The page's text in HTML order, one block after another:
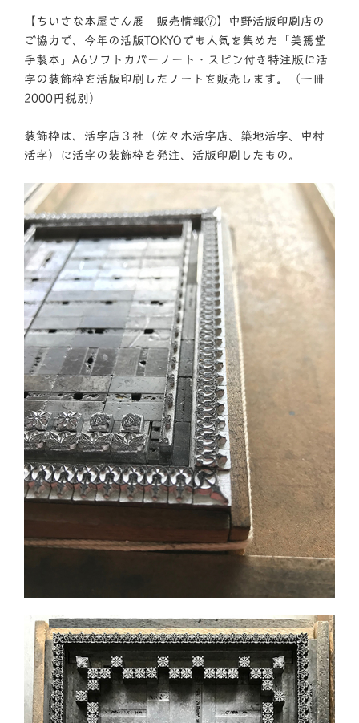
【ちいさな本屋さん展 販売情報⑦】中野活版印刷店の
ご協力で、今年の活版TOKYOでも人気を集めた「美篶堂
手製本」A6ソフトカバーノート・スピン付き特注版に活
字の装飾枠を活版印刷したノートを販売します。（一冊
2000円税別）
装飾枠は、活字店３社（佐々木活字店、築地活字、中村
活字）に活字の装飾枠を発注、活版印刷したもの。